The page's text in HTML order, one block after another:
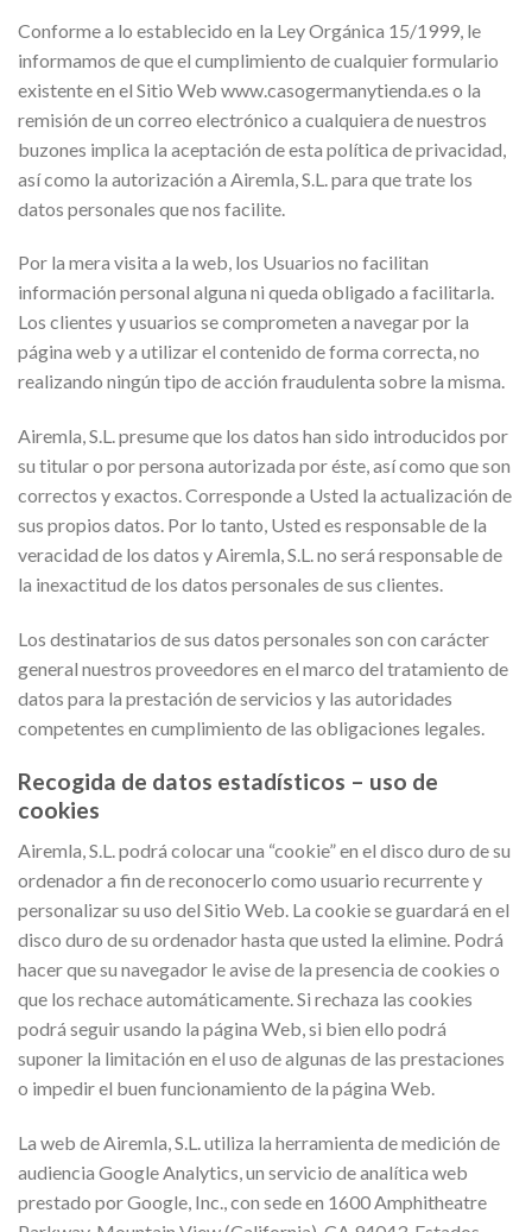
Conforme a lo establecido en la Ley Orgánica 15/1999, le
informamos de que el cumplimiento de cualquier formulario
existente en el Sitio Web www.casogermanytienda.es o la
remisión de un correo electrónico a cualquiera de nuestros
buzones implica la aceptación de esta política de privacidad,
así como la autorización a Airemla, S.L. para que trate los
datos personales que nos facilite.
Por la mera visita a la web, los Usuarios no facilitan
información personal alguna ni queda obligado a facilitarla.
Los clientes y usuarios se comprometen a navegar por la
página web y a utilizar el contenido de forma correcta, no
realizando ningún tipo de acción fraudulenta sobre la misma.
Airemla, S.L. presume que los datos han sido introducidos por
su titular o por persona autorizada por éste, así como que son
correctos y exactos. Corresponde a Usted la actualización de
sus propios datos. Por lo tanto, Usted es responsable de la
veracidad de los datos y Airemla, S.L. no será responsable de
la inexactitud de los datos personales de sus clientes.
Los destinatarios de sus datos personales son con carácter
general nuestros proveedores en el marco del tratamiento de
datos para la prestación de servicios y las autoridades
competentes en cumplimiento de las obligaciones legales.
Recogida de datos estadísticos – uso de
cookies
Airemla, S.L. podrá colocar una “cookie” en el disco duro de su
ordenador a fin de reconocerlo como usuario recurrente y
personalizar su uso del Sitio Web. La cookie se guardará en el
disco duro de su ordenador hasta que usted la elimine. Podrá
hacer que su navegador le avise de la presencia de cookies o
que los rechace automáticamente. Si rechaza las cookies
podrá seguir usando la página Web, si bien ello podrá
suponer la limitación en el uso de algunas de las prestaciones
o impedir el buen funcionamiento de la página Web.
La web de Airemla, S.L. utiliza la herramienta de medición de
audiencia Google Analytics, un servicio de analítica web
prestado por Google, Inc., con sede en 1600 Amphitheatre